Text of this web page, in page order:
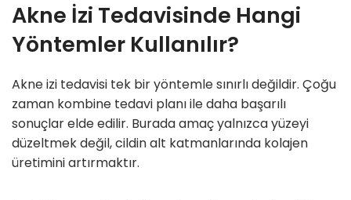
Akne İzi Tedavisinde Hangi
Yöntemler Kullanılır?
Akne izi tedavisi tek bir yöntemle sınırlı değildir. Çoğu
zaman kombine tedavi planı ile daha başarılı
sonuçlar elde edilir. Burada amaç yalnızca yüzeyi
düzeltmek değil, cildin alt katmanlarında kolajen
üretimini artırmaktır.